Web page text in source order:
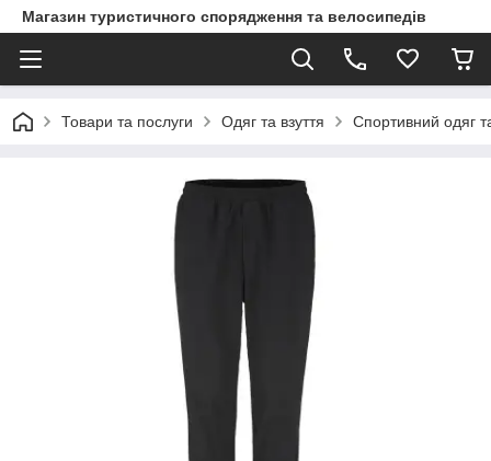
Магазин туристичного спорядження та велосипедів
Товари та послуги Одяг та взуття Спортивний одяг